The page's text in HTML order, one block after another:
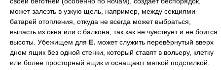
может залезть в узкую щель, например, между секциями
батарей отопления, откуда не всегда может выбраться,
выпасть из окна или с балкона, так как не чувствует и не боится
высоты. Убежищем для Е. может служить перевёрнутый вверх
дном ящик без одной стенки, который ставят в вольеру, клетку
или более просторный ящик и оснащают мягкой подстилкой.